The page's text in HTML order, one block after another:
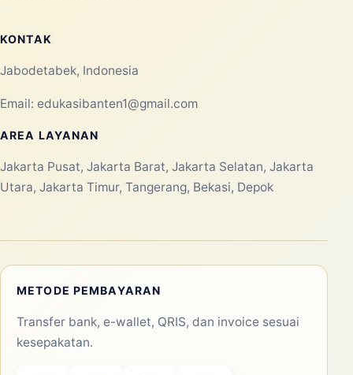
KONTAK
Jabodetabek, Indonesia
Email: edukasibanten1@gmail.com
AREA LAYANAN
Jakarta Pusat, Jakarta Barat, Jakarta Selatan, Jakarta
Utara, Jakarta Timur, Tangerang, Bekasi, Depok
METODE PEMBAYARAN
Transfer bank, e-wallet, QRIS, dan invoice sesuai
kesepakatan.